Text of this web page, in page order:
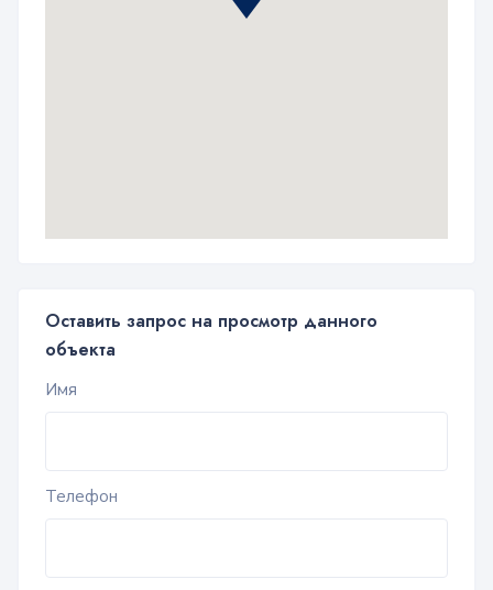
Оставить запрос на просмотр данного
объекта
Имя
Телефон